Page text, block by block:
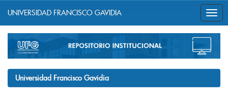
navigation
UNIVERSIDAD FRANCISCO GAVIDIA
Universidad Francisco Gavidia